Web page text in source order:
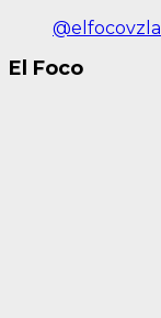
@elfocovzla
El Foco